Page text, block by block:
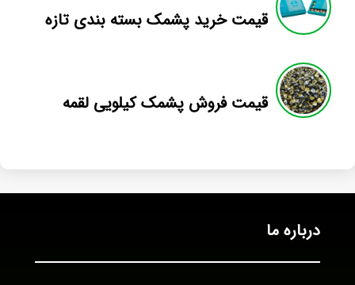
قیمت خرید پشمک بسته بندی تازه
قیمت فروش پشمک کیلویی لقمه
درباره ما